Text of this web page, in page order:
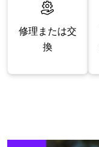
修理または交
換